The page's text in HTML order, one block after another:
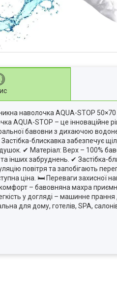
наволочка AQUA-STOP
AQUA-STOP – це інноваційне
бавовни з дихаючою
Застібка-блискавка забезпечує
✔ Матеріал: Верх – 100%
та інших забруднень. ✔ Застібка-
повітря та запобігають
ціна. 🛏 Переваги
комфорт – бавовняна махра
у догляді – машинне
для дому, готелів, SPA,